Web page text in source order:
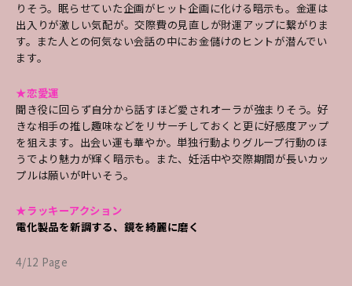
りそう。眠らせていた企画がヒット企画に化ける暗示も。金運は
出入りが激しい気配が。交際費の見直しが財運アップに繋がりま
す。また人との何気ない会話の中にお金儲けのヒントが潜んでい
ます。
★恋愛運
聞き役に回らず自分から話すほど愛されオーラが強まりそう。好
きな相手の推し趣味などをリサーチしておくと更に好感度アップ
を狙えます。出会い運も華やか。単独行動よりグループ行動のほ
うでより魅力が輝く暗示も。また、妊活中や交際期間が長いカッ
プルは願いが叶いそう。
★ラッキーアクション
電化製品を新調する、鏡を綺麗に磨く
4/12 Page